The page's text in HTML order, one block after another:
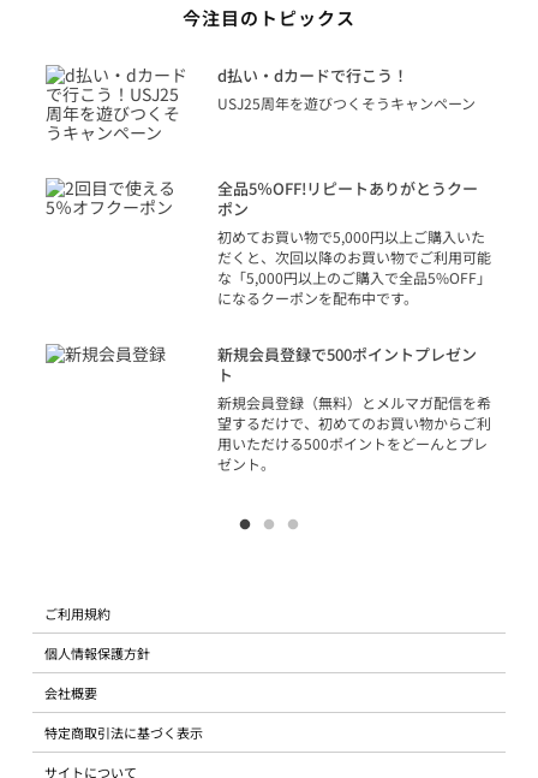
今注目のトピックス
d払い・dカードで行こう！
USJ25周年を遊びつくそうキャンペーン
全品5％OFF!リピートありがとうクー
ポン
初めてお買い物で5,000円以上ご購入いた
だくと、次回以降のお買い物でご利用可能
な「5,000円以上のご購入で全品5%OFF」
になるクーポンを配布中です。
新規会員登録で500ポイントプレゼン
ト
新規会員登録（無料）とメルマガ配信を希
望するだけで、初めてのお買い物からご利
用いただける500ポイントをどーんとプレ
ゼント。
ご利用規約
個人情報保護方針
会社概要
特定商取引法に基づく表示
サイトについて